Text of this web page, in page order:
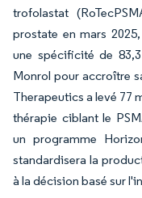
trofolastat
prostate en mars
une spécificité de
Monrol pour accroître
Therapeutics a levé 77
thérapie ciblant le
un programme
standardisera la
à la décision basé sur